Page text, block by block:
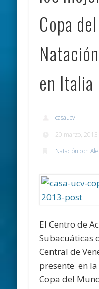
Copa
en Italia
casaucv
20 marzo, 2013
Natación con
El Centro de
Subacuáticas
Central de
presenteen la
Copa del